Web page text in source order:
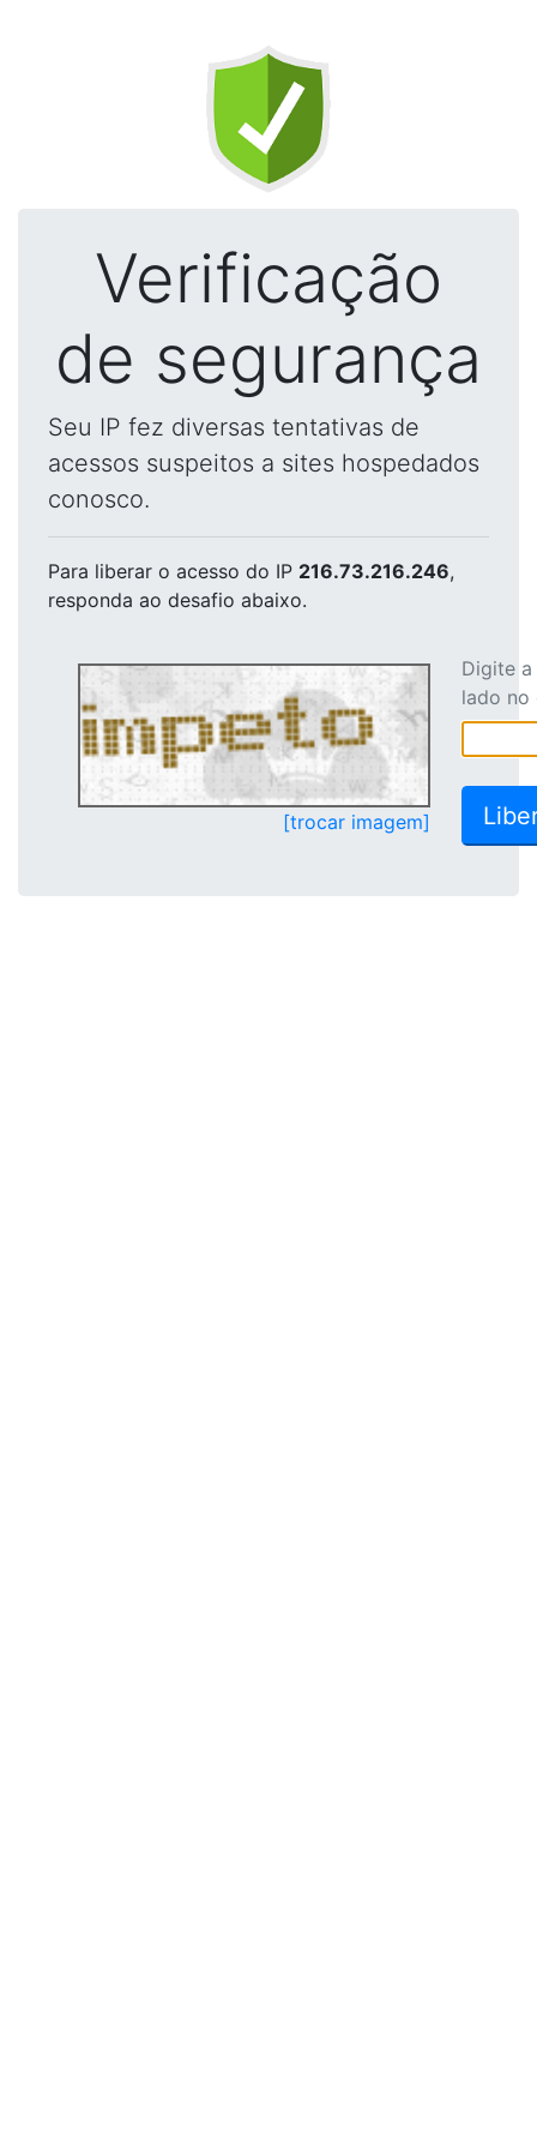
Verificação
de segurança
Seu IP fez diversas tentativas de
acessos suspeitos a sites hospedados
conosco.
Para liberar o acesso do IP 216.73.216.246,
responda ao desafio abaixo.
[trocar imagem]
Digite
lado no